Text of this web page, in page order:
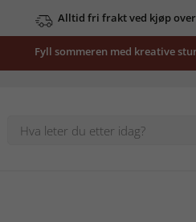
Alltid fri frakt ved kjøp over
Fyll sommeren med kreative